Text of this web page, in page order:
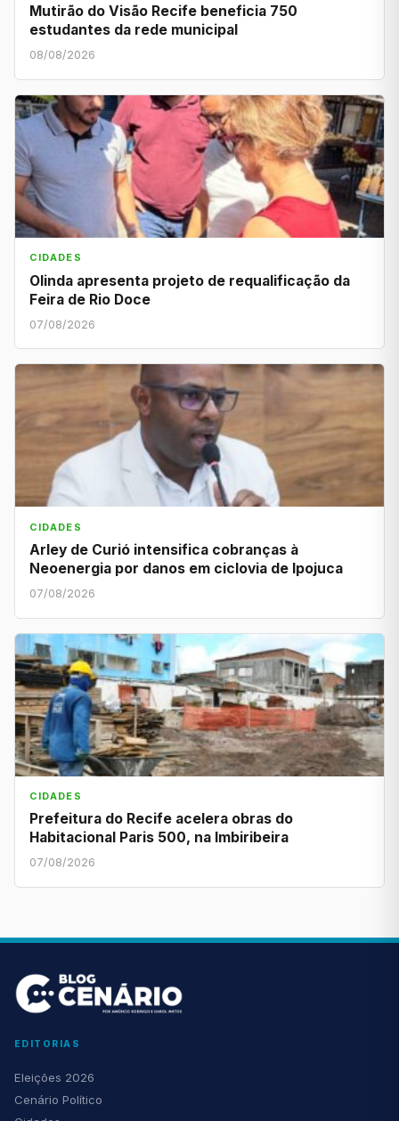
Mutirão do Visão Recife beneficia 750
estudantes da rede municipal
08/08/2026
CIDADES
Olinda apresenta projeto de requalificação da
Feira de Rio Doce
07/08/2026
CIDADES
Arley de Curió intensifica cobranças à
Neoenergia por danos em ciclovia de Ipojuca
07/08/2026
CIDADES
Prefeitura do Recife acelera obras do
Habitacional Paris 500, na Imbiribeira
07/08/2026
EDITORIAS
Eleições 2026
Cenário Político